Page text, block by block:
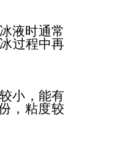
液时通常
过程中再
小，能有
，粘度较